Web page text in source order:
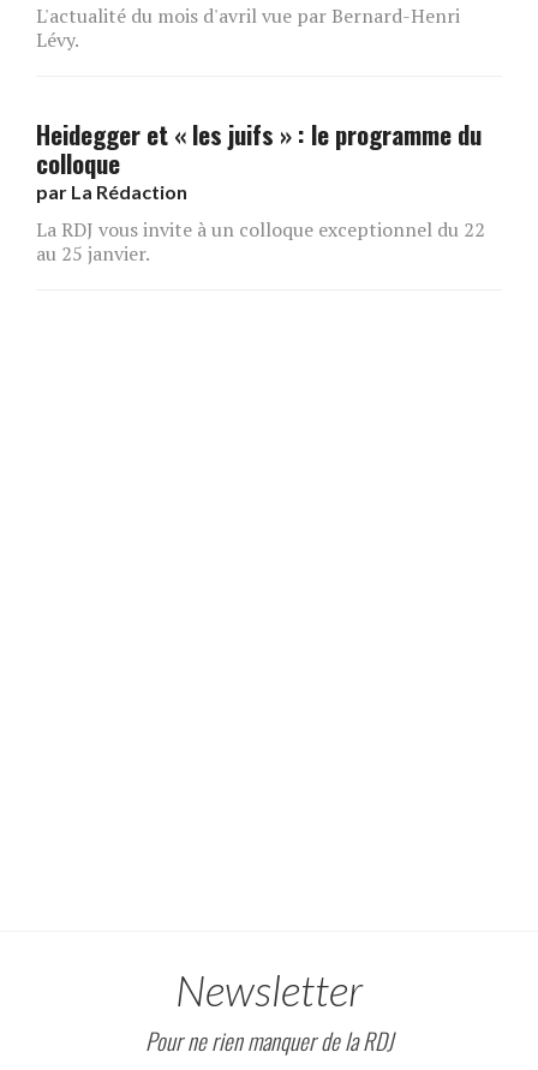
L'actualité du mois d'avril vue par Bernard-Henri
Lévy.
Heidegger et « les juifs » : le programme du
colloque
par La Rédaction
La RDJ vous invite à un colloque exceptionnel du 22
au 25 janvier.
Newsletter
Pour ne rien manquer de la RDJ